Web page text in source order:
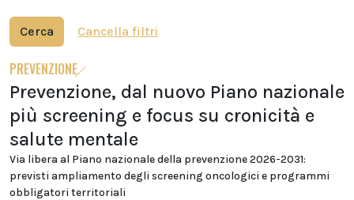
Cerca Cancella filtri
PREVENZIONE
Prevenzione, dal nuovo Piano nazionale
più screening e focus su cronicità e
salute mentale
Via libera al Piano nazionale della prevenzione 2026-2031:
previsti ampliamento degli screening oncologici e programmi
obbligatori territoriali